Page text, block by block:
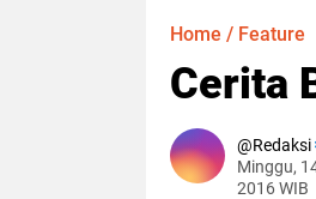
Home / Feature
Cerita
Redaksi
Minggu,
2016 WIB